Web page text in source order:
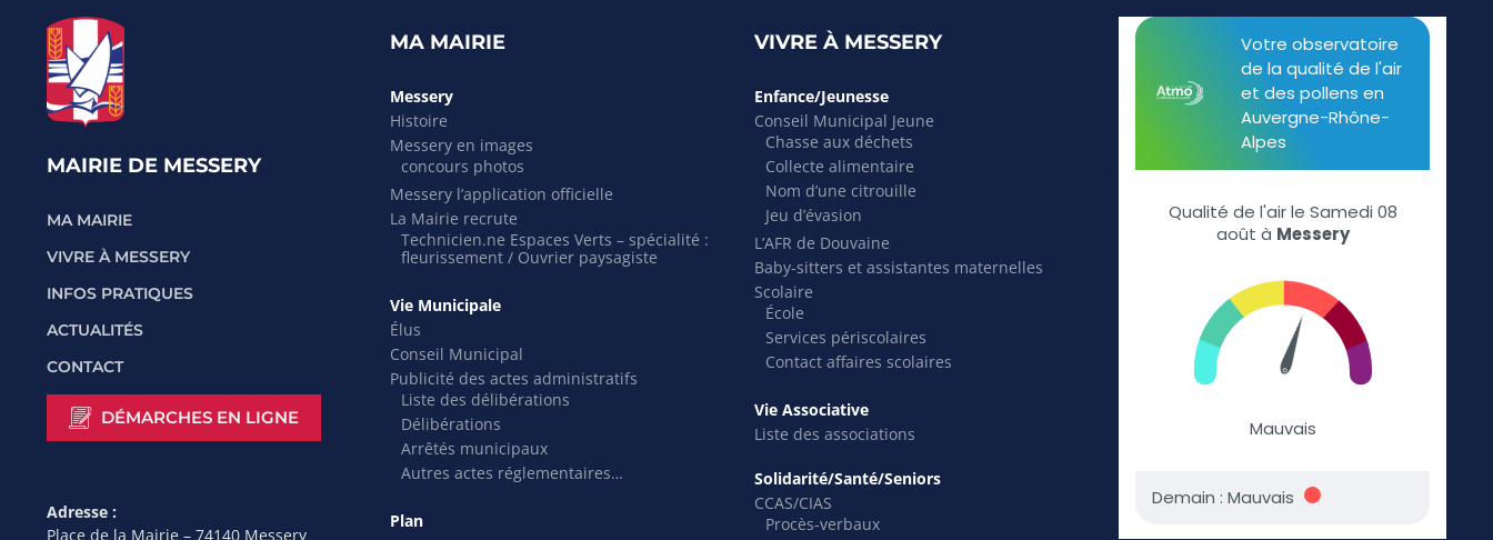
MAIRIE DE MESSERY
MA MAIRIE
VIVRE À MESSERY
INFOS PRATIQUES
ACTUALITÉS
CONTACT
DÉMARCHES EN LIGNE
Adresse :
Place de la Mairie – 74140 Messery
MA MAIRIE
Messery
Histoire
Messery en images
concours photos
Messery l’application officielle
La Mairie recrute
Technicien.ne Espaces Verts – spécialité :
fleurissement / Ouvrier paysagiste
Vie Municipale
Élus
Conseil Municipal
Publicité des actes administratifs
Liste des délibérations
Délibérations
Arrêtés municipaux
Autres actes réglementaires…
Plan
VIVRE À MESSERY
Enfance/Jeunesse
Conseil Municipal Jeune
Chasse aux déchets
Collecte alimentaire
Nom d’une citrouille
Jeu d’évasion
L’AFR de Douvaine
Baby-sitters et assistantes maternelles
Scolaire
École
Services périscolaires
Contact affaires scolaires
Vie Associative
Liste des associations
Solidarité/Santé/Seniors
CCAS/CIAS
Procès-verbaux